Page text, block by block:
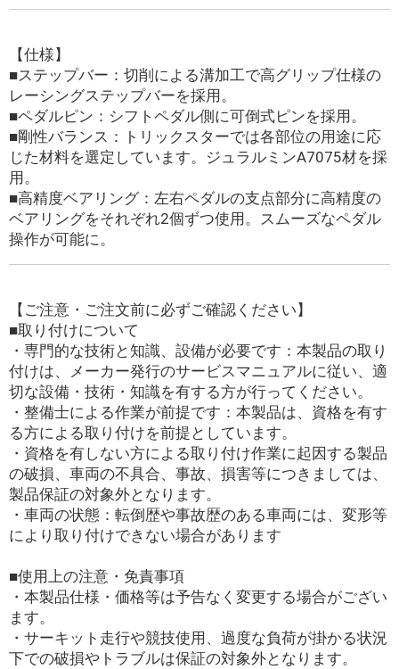
【仕様】
■ステップバー：切削による溝加工で高グリップ仕様の
レーシングステップバーを採用。
■ペダルピン：シフトペダル側に可倒式ピンを採用。
■剛性バランス：トリックスターでは各部位の用途に応
じた材料を選定しています。ジュラルミンA7075材を採
用。
■高精度ベアリング：左右ペダルの支点部分に高精度の
ベアリングをそれぞれ2個ずつ使用。スムーズなペダル
操作が可能に。
【ご注意・ご注文前に必ずご確認ください】
■取り付けについて
・専門的な技術と知識、設備が必要です：本製品の取り
付けは、メーカー発行のサービスマニュアルに従い、適
切な設備・技術・知識を有する方が行ってください。
・整備士による作業が前提です：本製品は、資格を有す
る方による取り付けを前提としています。
・資格を有しない方による取り付け作業に起因する製品
の破損、車両の不具合、事故、損害等につきましては、
製品保証の対象外となります。
・車両の状態：転倒歴や事故歴のある車両には、変形等
により取り付けできない場合があります
■使用上の注意・免責事項
・本製品仕様・価格等は予告なく変更する場合がござい
ます。
・サーキット走行や競技使用、過度な負荷が掛かる状況
下での破損やトラブルは保証の対象外となります。